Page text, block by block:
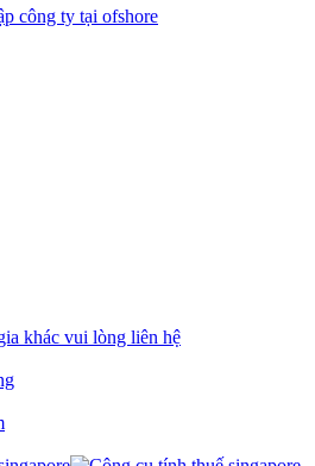
khác vui lòng liên hệ